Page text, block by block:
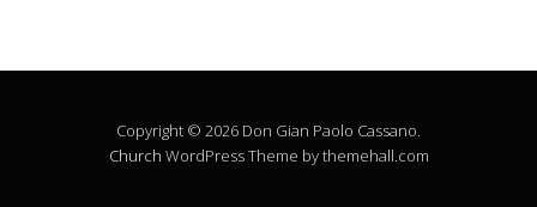
Copyright © 2026 Don Gian Paolo Cassano.
Church WordPress Theme by themehall.com